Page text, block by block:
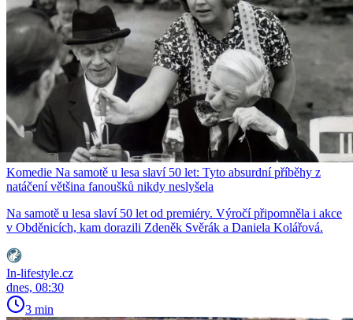
Komedie Na samotě u lesa slaví 50 let: Tyto absurdní příběhy z
natáčení většina fanoušků nikdy neslyšela
Na samotě u lesa slaví 50 let od premiéry. Výročí připomněla i akce
v Obděnicích, kam dorazili Zdeněk Svěrák a Daniela Kolářová.
In-lifestyle.cz
dnes, 08:30
3 min